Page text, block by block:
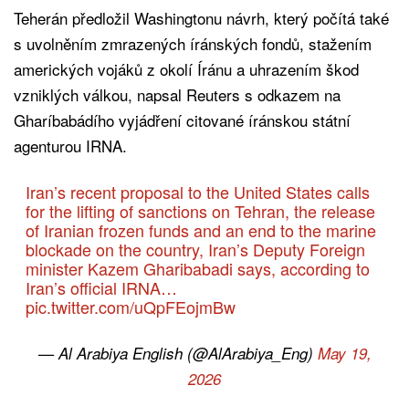
Teherán předložil Washingtonu návrh, který počítá také
s uvolněním zmrazených íránských fondů, stažením
amerických vojáků z okolí Íránu a uhrazením škod
vzniklých válkou, napsal Reuters s odkazem na
Gharíbabádího vyjádření citované íránskou státní
agenturou IRNA.
Iran’s recent proposal to the United States calls
for ⁠the lifting of sanctions on Tehran, the release
of Iranian frozen funds and an end to the marine
blockade ⁠on the country, Iran’s Deputy ⁠Foreign
minister Kazem Gharibabadi says, according to
Iran’s official IRNA…
pic.twitter.com/uQpFEojmBw
— Al Arabiya English (@AlArabiya_Eng) May 19,
2026